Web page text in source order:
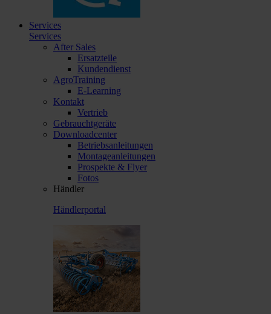
Services
Services
After Sales
Ersatzteile
Kundendienst
AgroTraining
E-Learning
Kontakt
Vertrieb
Gebrauchtgeräte
Downloadcenter
Betriebsanleitungen
Montageanleitungen
Prospekte & Flyer
Fotos
Händler
Händlerportal